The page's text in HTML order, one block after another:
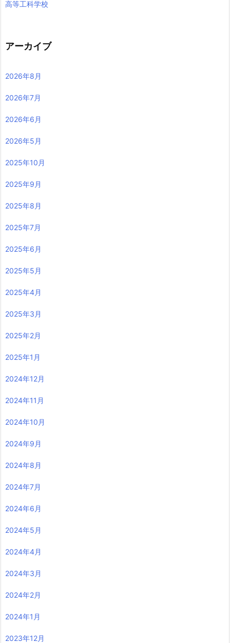
高等工科学校
アーカイブ
2026年8月
2026年7月
2026年6月
2026年5月
2025年10月
2025年9月
2025年8月
2025年7月
2025年6月
2025年5月
2025年4月
2025年3月
2025年2月
2025年1月
2024年12月
2024年11月
2024年10月
2024年9月
2024年8月
2024年7月
2024年6月
2024年5月
2024年4月
2024年3月
2024年2月
2024年1月
2023年12月